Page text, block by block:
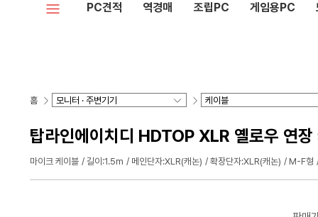
PC견적 역경매 조립PC 게임용PC
홈
탑라인에이치디 HDTOP XLR 옐로우 연
마이크 케이블 길이:1.5m 메인단자:XLR(캐논) 확장단자:XLR(캐논) M-F형